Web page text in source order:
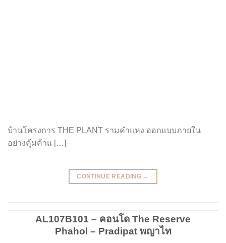
บ้านโครงการ THE PLANT รามคำแหง ออกแบบภายใน
อย่างคุ้มค้าแ […]
CONTINUE READING →
AL107B101 – คอนโด The Reserve
Phahol – Pradipat พญาไท